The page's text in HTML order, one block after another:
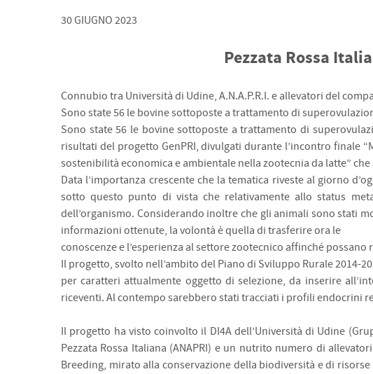
30 GIUGNO 2023
Pezzata Rossa
Connubio tra Università di Udine, A.N.A.P.R.I. e allevatori del
Sono state 56 le bovine sottoposte a trattamento di
Sono state 56 le bovine sottoposte a trattamento di
risultati del progetto GenPRI, divulgati durante l’incontro finale
sostenibilità economica e ambientale nella zootecnia da latte”
Data l’importanza crescente che la tematica riveste al giorno
sotto questo punto di vista che relativamente allo status
dell’organismo. Considerando inoltre che gli animali sono stati
informazioni ottenute, la volontà è quella di trasferire ora le
conoscenze e l’esperienza al settore zootecnico affinché
Il progetto, svolto nell’ambito del Piano di Sviluppo Rurale 2014-
per caratteri attualmente oggetto di selezione, da inserire
riceventi. Al contempo sarebbero stati tracciati i profili endocrini
Il progetto ha visto coinvolto il DI4A dell’Università di Udine
Pezzata Rossa Italiana (ANAPRI) e un nutrito numero di
Breeding, mirato alla conservazione della biodiversità e di